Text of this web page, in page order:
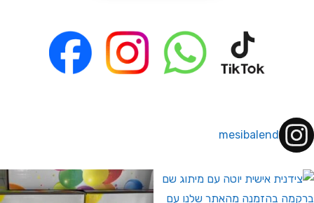
mesibalend
לחברי מועדון ומצטרפים חדשים🤍